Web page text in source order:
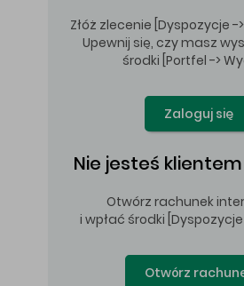
Złóż zlecenie [Dyspozycje -
Upewnij się, czy masz
środki [Portfel ->
Zaloguj się
Nie jesteś klientem
Otwórz rachunek
i wpłać środki [Dyspozycje
Otwórz